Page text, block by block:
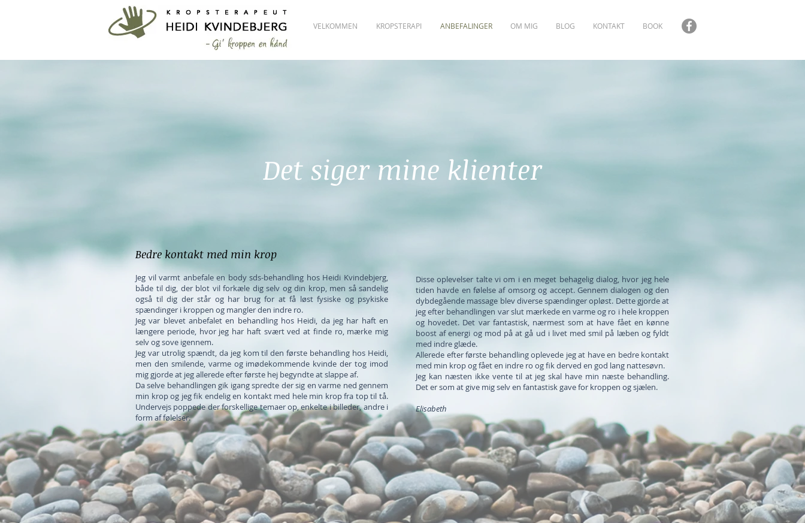
VELKOMMEN KROPSTERAPI ANBEFALINGER OM MIG BLOG KONTAKT BOOK
Det siger mine klienter
Bedre kontakt med min krop
Jeg vil varmt anbefale en body sds-behandling hos Heidi Kvindebjerg,
både til dig, der blot vil forkæle dig selv og din krop, men så sandelig
også til dig der står og har brug for at få løst fysiske og psykiske
spændinger i kroppen og mangler den indre ro.
Jeg var blevet anbefalet en behandling hos Heidi, da jeg har haft en
længere periode, hvor jeg har haft svært ved at finde ro, mærke mig
selv og sove igennem.
Jeg var utrolig spændt, da jeg kom til den første behandling hos Heidi,
men den smilende, varme og imødekommende kvinde der tog imod
mig gjorde at jeg allerede efter første hej begyndte at slappe af.
Da selve behandlingen gik igang spredte der sig en varme ned gennem
min krop og jeg fik endelig en kontakt med hele min krop fra top til tå.
Undervejs poppede der forskellige temaer op, enkelte i billeder, andre i
form af følelser.
Disse oplevelser talte vi om i en meget behagelig dialog, hvor jeg hele
tiden havde en følelse af omsorg og accept. Gennem dialogen og den
dybdegående massage blev diverse spændinger opløst. Dette gjorde at
jeg efter behandlingen var slut mærkede en varme og ro i hele kroppen
og hovedet. Det var fantastisk, nærmest som at have fået en kønne
boost af energi og mod på at gå ud i livet med smil på læben og fyldt
med indre glæde.
Allerede efter første behandling oplevede jeg at have en bedre kontakt
med min krop og fået en indre ro og fik derved en god lang nattesøvn.
Jeg kan næsten ikke vente til at jeg skal have min næste behandling.
Det er som at give mig selv en fantastisk gave for kroppen og sjælen.
Elisabeth